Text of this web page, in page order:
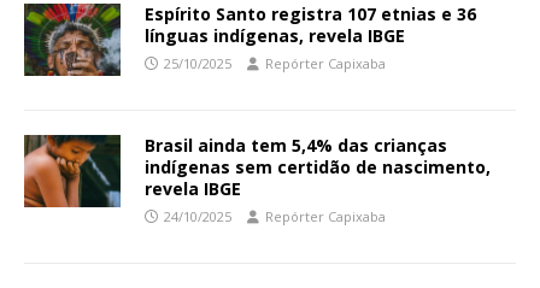
Espírito Santo registra 107 etnias e 36
línguas indígenas, revela IBGE
25/10/2025 Repórter Capixaba
Brasil ainda tem 5,4% das crianças
indígenas sem certidão de nascimento,
revela IBGE
24/10/2025 Repórter Capixaba